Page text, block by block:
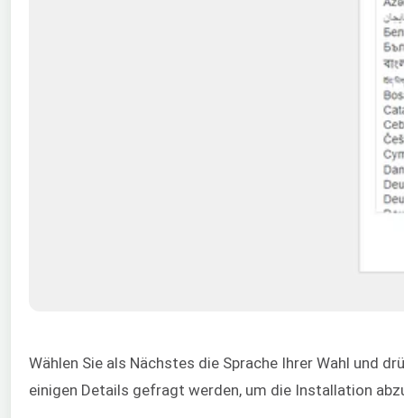
Wählen Sie als Nächstes die Sprache Ihrer Wahl und
einigen Details gefragt werden, um die Installation